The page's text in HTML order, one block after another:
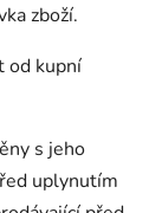
zboží.
od kupní
s jeho
uplynutím